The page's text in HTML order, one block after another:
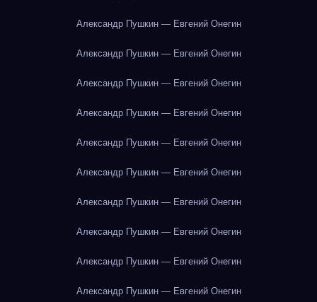
Александр Пушкин — Евгений Онегин
Александр Пушкин — Евгений Онегин
Александр Пушкин — Евгений Онегин
Александр Пушкин — Евгений Онегин
Александр Пушкин — Евгений Онегин
Александр Пушкин — Евгений Онегин
Александр Пушкин — Евгений Онегин
Александр Пушкин — Евгений Онегин
Александр Пушкин — Евгений Онегин
Александр Пушкин — Евгений Онегин